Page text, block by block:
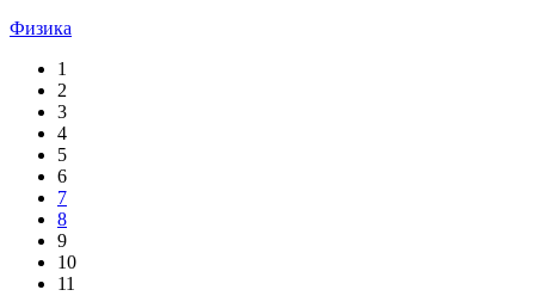
Физика
1
2
3
4
5
6
7
8
9
10
11